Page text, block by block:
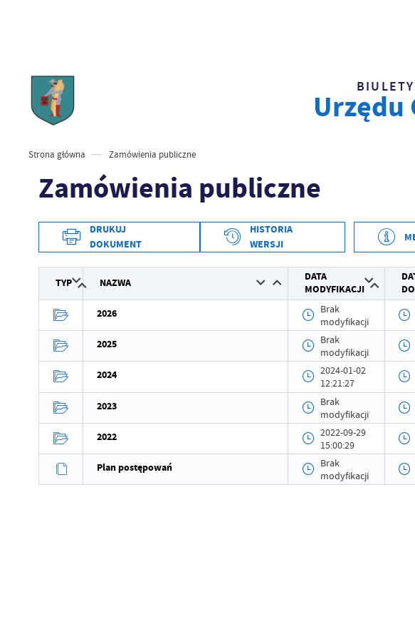
Urzędu
Strona główna Zamówienia publiczne
Zamówienia publiczne
Data wytworzenia 2022-09-09 13:11:10
Wytworzył Piotr Maj
2022-09-09 13:11:25
Piotr Maj
Brak modyfikacji
-
DRUKUJ
DOKUMENT
HISTORIA
WERSJI
TYP NAZWA
DATA
MODYFIKACJI
2026
Brak
modyfikacji
2025
Brak
modyfikacji
2024
2024-01-02
12:21:27
2023
Brak
modyfikacji
2022
2022-09-29
15:00:29
Plan postępowań
Brak
modyfikacji